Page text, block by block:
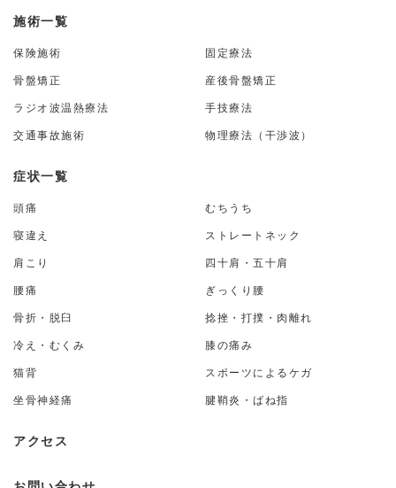
施術一覧
保険施術 固定療法
骨盤矯正 産後骨盤矯正
ラジオ波温熱療法 手技療法
交通事故施術 物理療法（干渉波）
症状一覧
頭痛 むちうち
寝違え ストレートネック
肩こり 四十肩・五十肩
腰痛 ぎっくり腰
骨折・脱臼 捻挫・打撲・肉離れ
冷え・むくみ 膝の痛み
猫背 スポーツによるケガ
坐骨神経痛 腱鞘炎・ばね指
アクセス